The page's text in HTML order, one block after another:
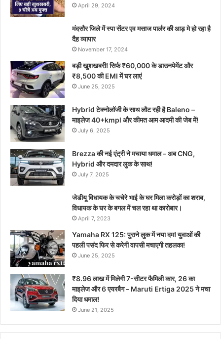
April 29, 2024
मंदसौर जिले में स्पा सेंटर एव मसाज पार्लर की आड़ मे हो रहा है
दैह व्यापार
November 17, 2024
बड़ी खुशखबरी! सिर्फ ₹60,000 के डाउनपेमेंट और
₹8,500 की EMI में घर लाएं
June 25, 2025
Hybrid टेक्नोलॉजी के साथ लौट रही है Baleno –
माइलेज 40+kmpl और कीमत आम आदमी की जेब में!
July 6, 2025
Brezza की नई एंट्री ने मचाया धमाल – अब CNG,
Hybrid और दमदार लुक के साथ!
July 7, 2025
जेडीयू विधायक के चचेरे भाई के घर मिला करोड़ों का शराब,
विधायक के घर के बगल में चल रहा था कारोबार।
April 7, 2023
Yamaha RX 125: पुराने लुक में नया दम! युवाओं की
पहली पसंद फिर से करेगी वापसी मचाएगी तहलका!
June 25, 2025
₹8.96 लाख में मिलेगी 7-सीटर फैमिली कार, 26 का
माइलेज और 6 एयरबैग – Maruti Ertiga 2025 ने मचा
दिया धमाल!
June 21, 2025